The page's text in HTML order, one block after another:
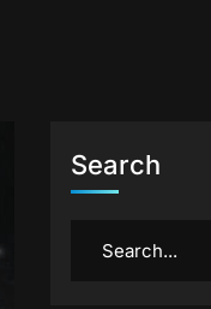
Search